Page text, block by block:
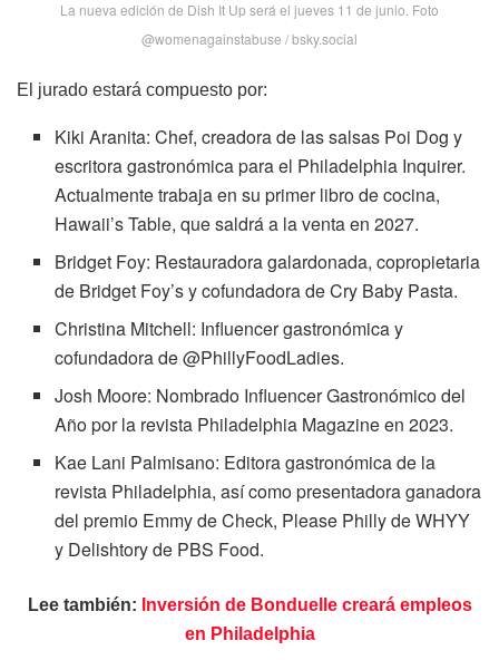
La nueva edición de Dish It Up será el jueves 11 de junio. Foto
@womenagainstabuse / bsky.social
El jurado estará compuesto por:
Kiki Aranita: Chef, creadora de las salsas Poi Dog y
escritora gastronómica para el Philadelphia Inquirer.
Actualmente trabaja en su primer libro de cocina,
Hawaii’s Table, que saldrá a la venta en 2027.
Bridget Foy: Restauradora galardonada, copropietaria
de Bridget Foy’s y cofundadora de Cry Baby Pasta.
Christina Mitchell: Influencer gastronómica y
cofundadora de @PhillyFoodLadies.
Josh Moore: Nombrado Influencer Gastronómico del
Año por la revista Philadelphia Magazine en 2023.
Kae Lani Palmisano: Editora gastronómica de la
revista Philadelphia, así como presentadora ganadora
del premio Emmy de Check, Please Philly de WHYY
y Delishtory de PBS Food.
Lee también: Inversión de Bonduelle creará empleos
en Philadelphia